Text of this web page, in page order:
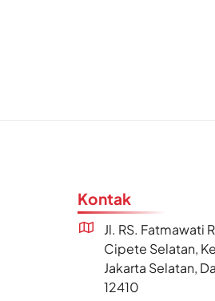
Kontak
Jl. RS. Fatmawati
Cipete Selatan,
Jakarta Selatan,
12410